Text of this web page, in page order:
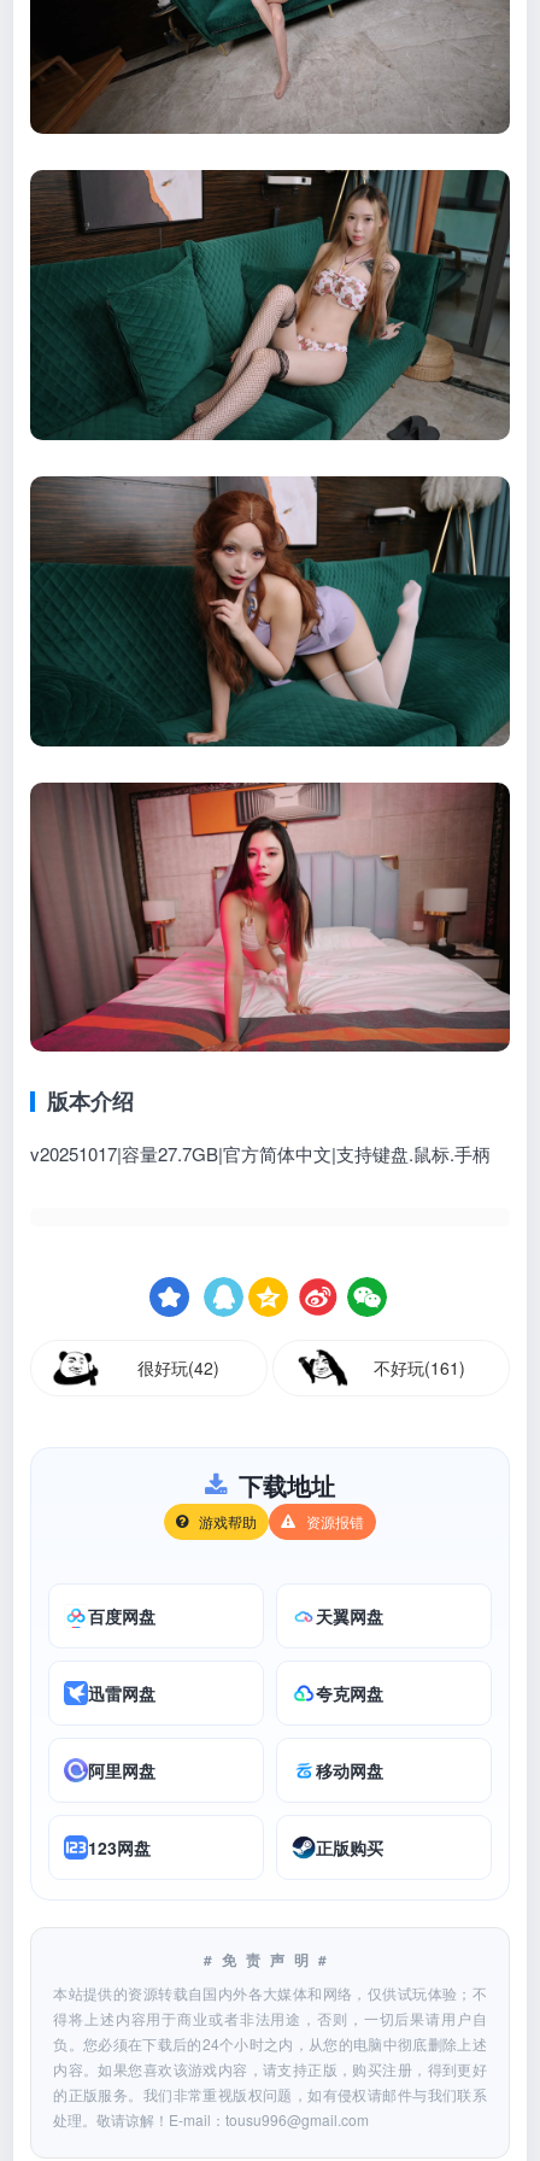
版本介绍
v20251017|容量27.7GB|官方简体中文|支持键盘.鼠标.手柄
很好玩(42) 不好玩(161)
下载地址
游戏帮助 资源报错
百度网盘 天翼网盘
迅雷网盘 夸克网盘
阿里网盘 移动网盘
123网盘 正版购买
#免责声明#
本站提供的资源转载自国内外各大媒体和网络，仅供试玩体验；不
得将上述内容用于商业或者非法用途，否则，一切后果请用户自
负。您必须在下载后的24个小时之内，从您的电脑中彻底删除上述
内容。如果您喜欢该游戏内容，请支持正版，购买注册，得到更好
的正版服务。我们非常重视版权问题，如有侵权请邮件与我们联系
处理。敬请谅解！E-mail：tousu996@gmail.com